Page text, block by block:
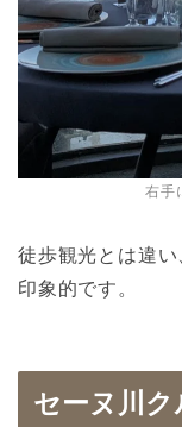
右手
徒歩観光とは違
印象的です。
セーヌ川ク